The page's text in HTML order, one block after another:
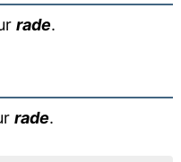
rade.
rade.